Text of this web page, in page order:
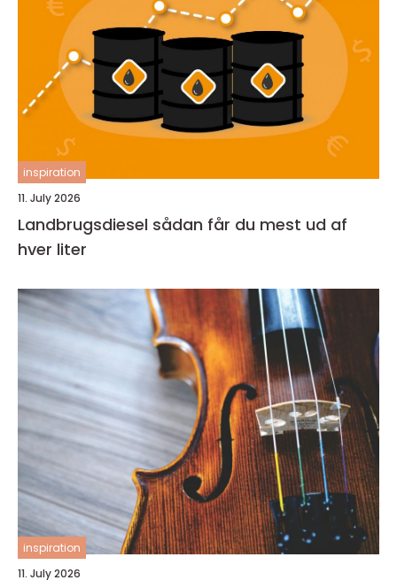
inspiration
11. July 2026
Landbrugsdiesel sådan får du mest ud af
hver liter
inspiration
11. July 2026